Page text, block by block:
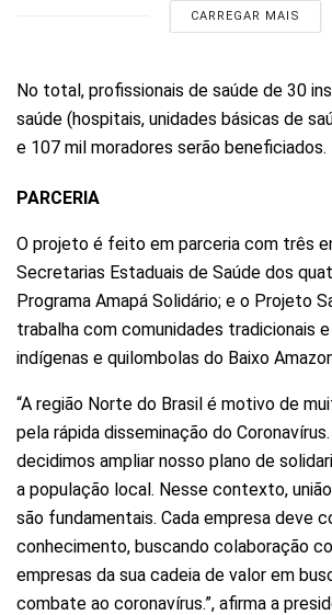
CARREGAR MAIS
No total, profissionais de saúde de 30
saúde (hospitais, unidades básicas de
e 107 mil moradores serão beneficiados.
PARCERIA
O projeto é feito em parceria com três
Secretarias Estaduais de Saúde dos
Programa Amapá Solidário; e o Projeto
trabalha com comunidades tradicionais
indígenas e quilombolas do Baixo
“A região Norte do Brasil é motivo de
pela rápida disseminação do
decidimos ampliar nosso plano de
a população local. Nesse contexto,
são fundamentais. Cada empresa deve
conhecimento, buscando colaboração
empresas da sua cadeia de valor em
combate ao coronavírus.”, afirma a